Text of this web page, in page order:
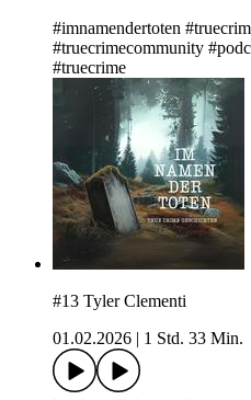
#imnamendertoten
#truecrimecommunity
#truecrime
#13 Tyler Clementi
01.02.2026
1 Std. 33 Min.